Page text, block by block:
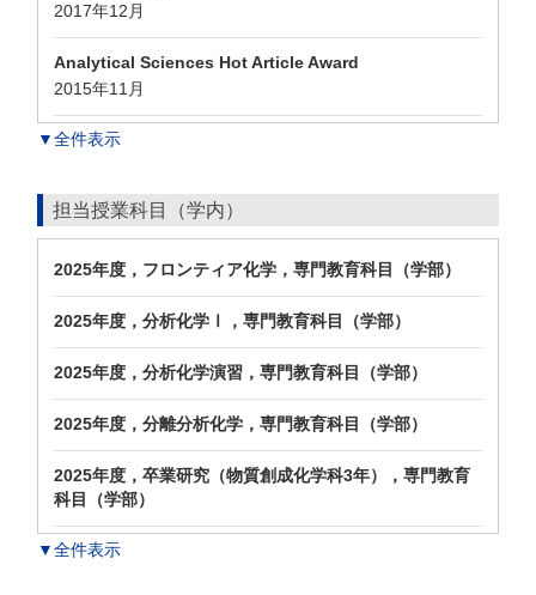
2017年12月
Analytical Sciences Hot Article Award
2015年11月
▼全件表示
担当授業科目（学内）
2025年度，フロンティア化学，専門教育科目（学部）
2025年度，分析化学Ⅰ，専門教育科目（学部）
2025年度，分析化学演習，専門教育科目（学部）
2025年度，分離分析化学，専門教育科目（学部）
2025年度，卒業研究（物質創成化学科3年），専門教育
科目（学部）
▼全件表示